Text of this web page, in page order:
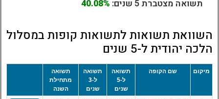
תשואה מצטברת 5 שנים:
40.08%
השוואת תשואות לתשואות קופות במסלול
הלכה יהודית ל-5 שנים
מיקום שם הקופה
תשואה
ל-5
שנים
תשואה
ל-3
שנים
תשואה
מתחילת
השנה